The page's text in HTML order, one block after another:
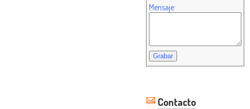
Mensaje:
Contacto